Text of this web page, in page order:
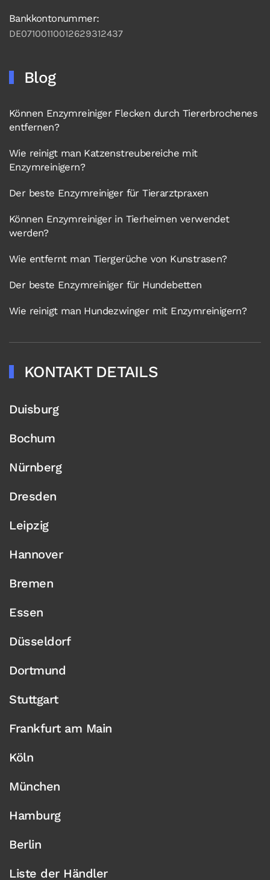
Bankkontonummer:
DE07100110012629312437
Blog
Können Enzymreiniger Flecken durch Tiererbrochenes
entfernen?
Wie reinigt man Katzenstreubereiche mit
Enzymreinigern?
Der beste Enzymreiniger für Tierarztpraxen
Können Enzymreiniger in Tierheimen verwendet
werden?
Wie entfernt man Tiergerüche von Kunstrasen?
Der beste Enzymreiniger für Hundebetten
Wie reinigt man Hundezwinger mit Enzymreinigern?
KONTAKT DETAILS
Duisburg
Bochum
Nürnberg
Dresden
Leipzig
Hannover
Bremen
Essen
Düsseldorf
Dortmund
Stuttgart
Frankfurt am Main
Köln
München
Hamburg
Berlin
Liste der Händler